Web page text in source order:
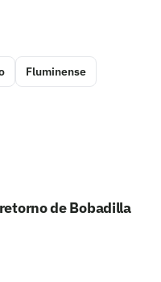
Fluminense
de Bobadilla